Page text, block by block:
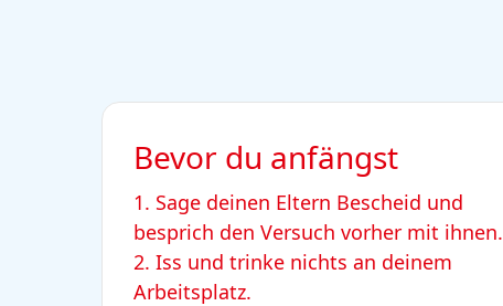
Bevor du anfängst
1. Sage deinen Eltern Bescheid und
besprich den Versuch vorher mit ihnen.
2. Iss und trinke nichts an deinem
Arbeitsplatz.